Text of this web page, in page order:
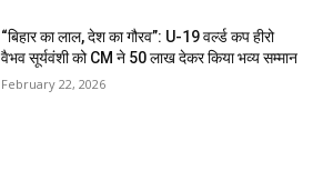
“बिहार का लाल, देश का गौरव”: U-19 वर्ल्ड कप हीरो
वैभव सूर्यवंशी को CM ने ₹50 लाख देकर किया भव्य सम्मान
February 22, 2026